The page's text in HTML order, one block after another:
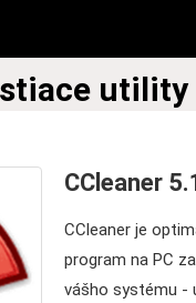
utility
CCleaner
CCleaner je
program na PC
vášho systému -